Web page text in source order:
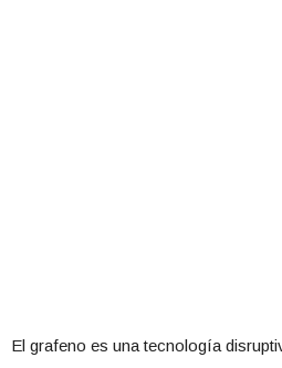
El grafeno es una tecnología